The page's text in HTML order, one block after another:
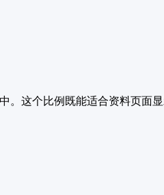
。这个比例既能适合资料页面